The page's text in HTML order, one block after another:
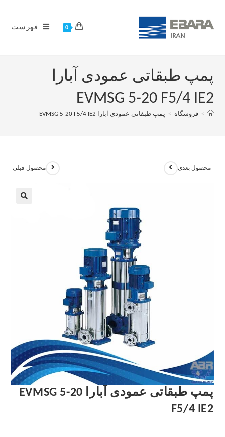
0 فهرست
پمپ طبقاتی عمودی آبارا
EVMSG 5-20 F5/4 IE2
> فروشگاه > پمپ طبقاتی عمودی آبارا EVMSG 5-20 F5/4 IE2
محصول قبلی محصول بعدی
پمپ طبقاتی عمودی آبارا EVMSG 5-20
F5/4 IE2